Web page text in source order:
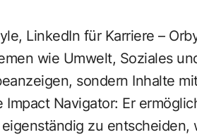
LinkedIn für Karriere –
wie Umwelt, Soziales
sondern Inhalte
Navigator: Er
zu entscheiden,